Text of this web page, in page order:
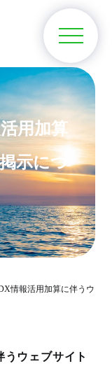
用加算
示につ
情報活用加算に伴うウ
ウェブサイト